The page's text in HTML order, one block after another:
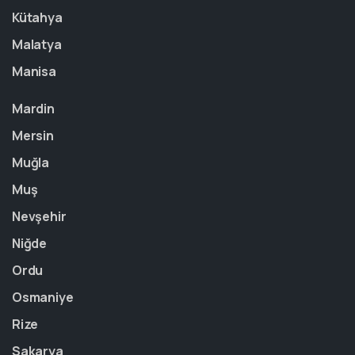
Kütahya
Malatya
Manisa
Mardin
Mersin
Muğla
Muş
Nevşehir
Niğde
Ordu
Osmaniye
Rize
Sakarya